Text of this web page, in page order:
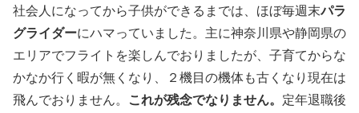
社会人になってから子供ができるまでは、ほぼ毎週末パラ
グライダーにハマっていました。主に神奈川県や静岡県の
エリアでフライトを楽しんでおりましたが、子育てからな
かなか行く暇が無くなり、２機目の機体も古くなり現在は
飛んでおりません。
これが残念でなりません。 定年退職後